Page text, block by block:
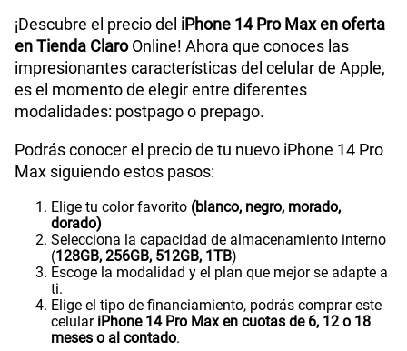
¡Descubre el precio del iPhone 14 Pro Max en oferta
en Tienda ClaroOnline! Ahora que conoces las
impresionantes características del celular de Apple,
es el momento de elegir entre diferentes
modalidades: postpago o prepago.
Podrás conocer el precio de tu nuevo iPhone 14 Pro
Max siguiendo estos pasos:
Elige tu color favorito (blanco, negro, morado,
dorado)
Selecciona la capacidad de almacenamiento interno
(128GB, 256GB, 512GB, 1TB)
Escoge la modalidad y el plan que mejor se adapte a
ti.
Elige el tipo de financiamiento, podrás comprar este
celular iPhone 14 Pro Max en cuotas de 6, 12 o 18
meses o al contado.